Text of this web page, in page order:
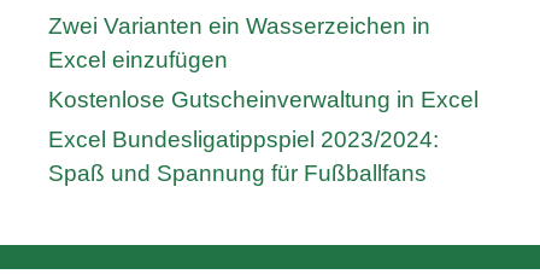
Zwei Varianten ein Wasserzeichen in
Excel einzufügen
Kostenlose Gutscheinverwaltung in Excel
Excel Bundesligatippspiel 2023/2024:
Spaß und Spannung für Fußballfans